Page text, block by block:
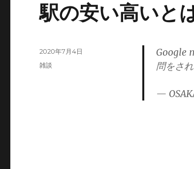
駅の安い高いと
Google
問をさ
—
投
稿
2020年7月4日
カ
雑談